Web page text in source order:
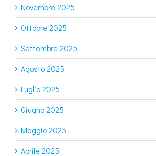
Novembre 2025
Ottobre 2025
Settembre 2025
Agosto 2025
Luglio 2025
Giugno 2025
Maggio 2025
Aprile 2025